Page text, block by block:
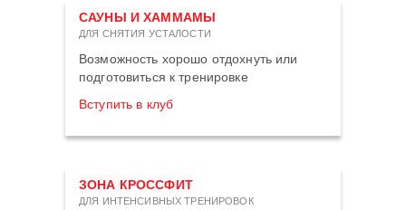
САУНЫ И ХАММАМЫ
ДЛЯ СНЯТИЯ УСТАЛОСТИ
Возможность хорошо отдохнуть или
подготовиться к тренировке
Вступить в клуб
ЗОНА КРОССФИТ
ДЛЯ ИНТЕНСИВНЫХ ТРЕНИРОВОК